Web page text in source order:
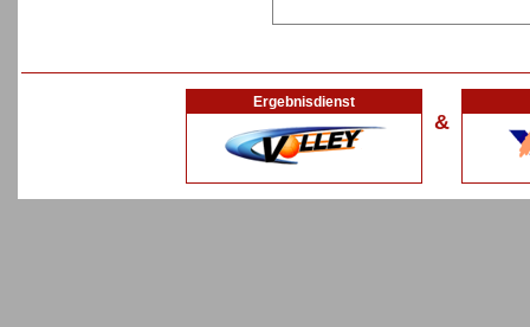
Ergebnisdienst
&